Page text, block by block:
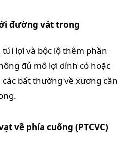
đường vát trong
túi lợi và bộc lộ thêm phần
đủ mô lợi dính có hoặc
bất thường về xương cần
về phía cuống (PTCVC)